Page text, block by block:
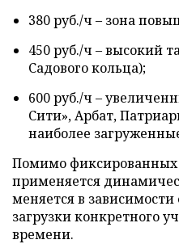
380 руб./ч – зона
450 руб./ч – высокий
Садового кольца);
600 руб./ч –
Сити», Арбат,
наиболее
Помимо фиксированных
применяется
меняется в
загрузки конкретного
времени.